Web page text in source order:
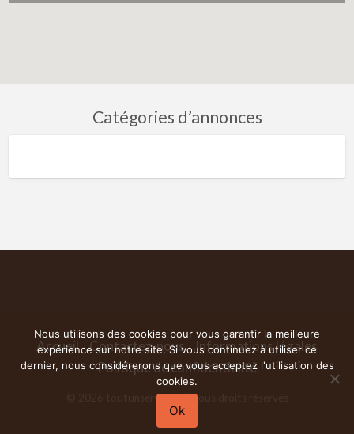
Catégories d’annonces
Accueil Contactez-nous
Informations légales
Politique de confidentialité
toutunservice.fr| Tous droits réservés
Nous utilisons des cookies pour vous garantir la meilleure
expérience sur notre site. Si vous continuez à utiliser ce
dernier, nous considérerons que vous acceptez l'utilisation des
cookies.
Ok